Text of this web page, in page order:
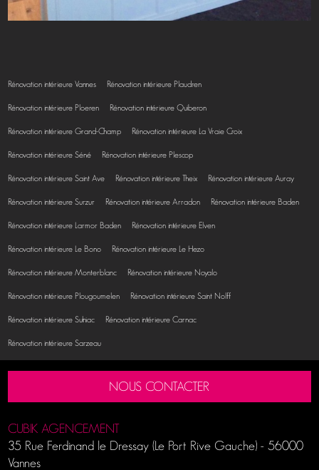
Rénovation intérieure Vannes Rénovation intérieure Plaudren
Rénovation intérieure Ploeren Rénovation intérieure Quiberon
Rénovation intérieure Grand-Champ Rénovation intérieure La Vraie Croix
Rénovation intérieure Séné Rénovation intérieure Plescop
Rénovation intérieure Saint Ave Rénovation intérieure Theix Rénovation intérieure Auray
Rénovation intérieure Surzur Rénovation intérieure Arradon Rénovation intérieure Baden
Rénovation intérieure Larmor Baden Rénovation intérieure Elven
Rénovation intérieure Le Bono Rénovation intérieure Le Hezo
Rénovation intérieure Monterblanc Rénovation intérieure Noyalo
Rénovation intérieure Plougoumelen Rénovation intérieure Saint Nolff
Rénovation intérieure Sulniac Rénovation intérieure Carnac
Rénovation intérieure Sarzeau
NOUS CONTACTER
CUBIK AGENCEMENT
35 Rue Ferdinand le Dressay (Le Port Rive Gauche) -56000
Vannes